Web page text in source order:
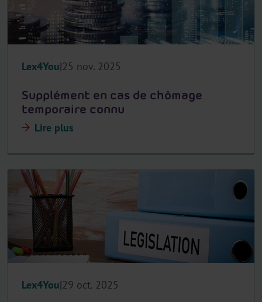
Lex4You 25 nov. 2025
Supplément en cas de chômage
temporaire connu
Lire plus
Lex4You 29 oct. 2025